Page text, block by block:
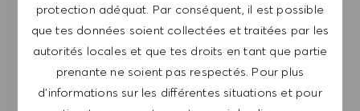
protection adéquat. Par conséquent, il est possible
que tes données soient collectées et traitées par les
autorités locales et que tes droits en tant que partie
prenante ne soient pas respectés. Pour plus
d’informations sur les différentes situations et pour
OBTIENS DES RECOMMANDATIONS
D'EMPLOI PERSONNALISÉES EN
FONCTION DE TES INTÉRÊTS.